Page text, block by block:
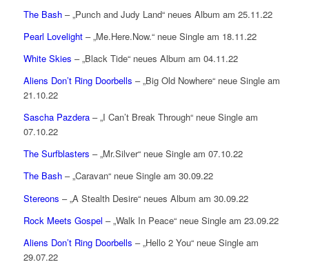
The Bash– „Punch and Judy Land“ neues Album am 25.11.22
Pearl Lovelight– „Me.Here.Now.“ neue Single am 18.11.22
White Skies – „Black Tide“ neues Album am 04.11.22
Aliens Don’t Ring Doorbells – „Big Old Nowhere“ neue Single am
21.10.22
Sascha Pazdera– „I Can’t Break Through“ neue Single am
07.10.22
The Surfblasters – „Mr.Silver“ neue Single am 07.10.22
The Bash– „Caravan“ neue Single am 30.09.22
Stereons – „A Stealth Desire“ neues Album am 30.09.22
Rock Meets Gospel – „Walk In Peace“ neue Single am 23.09.22
Aliens Don’t Ring Doorbells – „Hello 2 You“ neue Single am
29.07.22